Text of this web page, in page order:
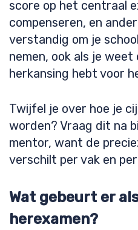
score op het centraal
compenseren, en
verstandig om je
nemen, ook als je
herkansing hebt voor
Twijfel je over hoe je
worden? Vraag dit na
mentor, want de
verschilt per vak en
Wat gebeurt er
herexamen?